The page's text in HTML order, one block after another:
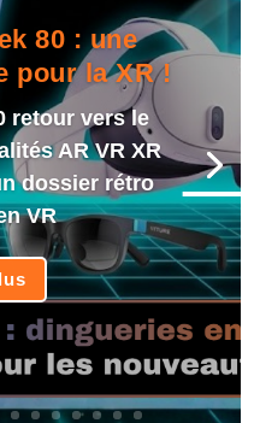
80 : une
pour la XR !
retour vers le
AR VR XR
dossier rétro
VR